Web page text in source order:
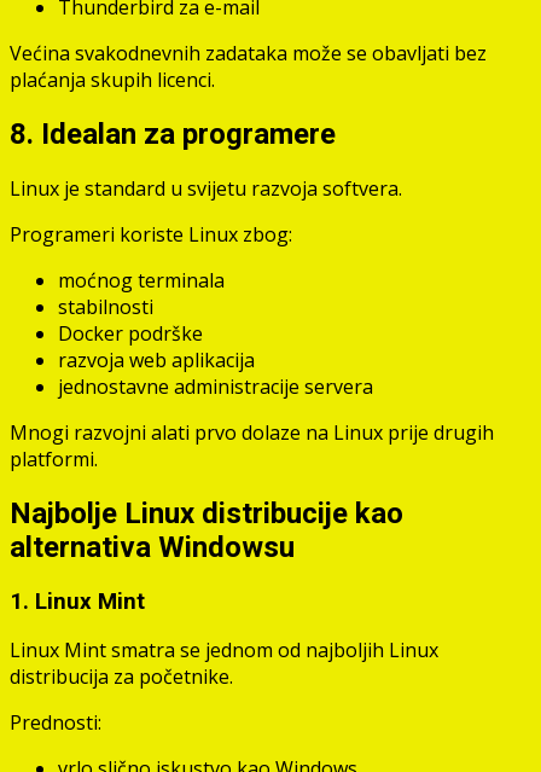
Thunderbird za e-mail
Većina svakodnevnih zadataka može se obavljati bez
plaćanja skupih licenci.
8. Idealan za programere
Linux je standard u svijetu razvoja softvera.
Programeri koriste Linux zbog:
moćnog terminala
stabilnosti
Docker podrške
razvoja web aplikacija
jednostavne administracije servera
Mnogi razvojni alati prvo dolaze na Linux prije drugih
platformi.
Najbolje Linux distribucije kao
alternativa Windowsu
1. Linux Mint
Linux Mint smatra se jednom od najboljih Linux
distribucija za početnike.
Prednosti: